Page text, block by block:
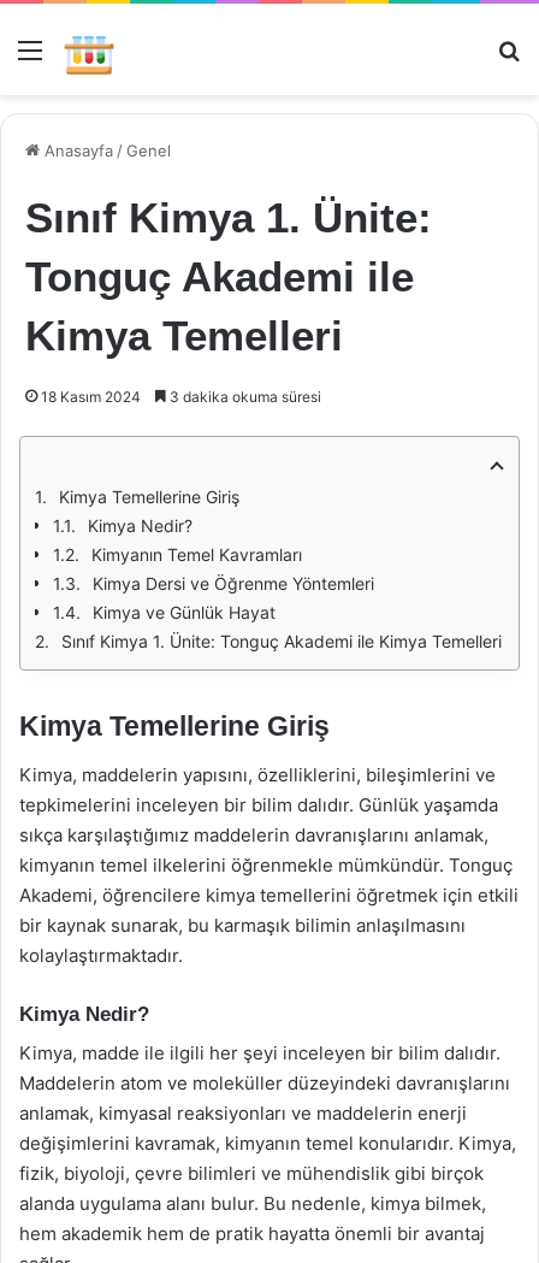
Menü
Anasayfa /Genel
Sınıf Kimya 1. Ünite:
Tonguç Akademi ile
Kimya Temelleri
18 Kasım 2024 3 dakika okuma süresi
Kimya Temellerine Giriş
Kimya Nedir?
Kimyanın Temel Kavramları
Kimya Dersi ve Öğrenme Yöntemleri
Kimya ve Günlük Hayat
Sınıf Kimya 1. Ünite: Tonguç Akademi ile Kimya Temelleri
Kimya Temellerine Giriş
Kimya, maddelerin yapısını, özelliklerini, bileşimlerini ve
tepkimelerini inceleyen bir bilim dalıdır. Günlük yaşamda
sıkça karşılaştığımız maddelerin davranışlarını anlamak,
kimyanın temel ilkelerini öğrenmekle mümkündür. Tonguç
Akademi, öğrencilere kimya temellerini öğretmek için etkili
bir kaynak sunarak, bu karmaşık bilimin anlaşılmasını
kolaylaştırmaktadır.
Kimya Nedir?
Kimya, madde ile ilgili her şeyi inceleyen bir bilim dalıdır.
Maddelerin atom ve moleküller düzeyindeki davranışlarını
anlamak, kimyasal reaksiyonları ve maddelerin enerji
değişimlerini kavramak, kimyanın temel konularıdır. Kimya,
fizik, biyoloji, çevre bilimleri ve mühendislik gibi birçok
alanda uygulama alanı bulur. Bu nedenle, kimya bilmek,
hem akademik hem de pratik hayatta önemli bir avantaj